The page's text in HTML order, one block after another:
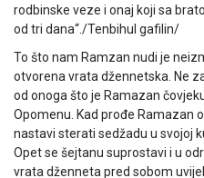
rodbinske veze i onaj koji sa
od tri dana“./Tenbihul gafilin/
To što nam Ramzan nudi je
otvorena vrata džennetska. Ne
od onoga što je Ramazan
Opomenu. Kad prođe Ramazan
nastavi sterati sedžadu u svojoj
Opet se šejtanu suprostavi i u
vrata dženneta pred sobom